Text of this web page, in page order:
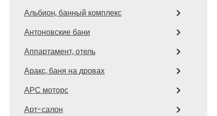
Альбион, банный комплекс
Антоновские бани
Аппартамент, отель
Аракс, баня на дровах
АРС моторс
Арт-салон